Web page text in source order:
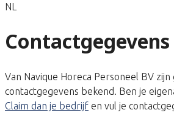
NL
Contactgegevens
Van Navique Horeca Personeel BV zijn
contactgegevens bekend. Ben je
Claim dan je bedrijf en vul je